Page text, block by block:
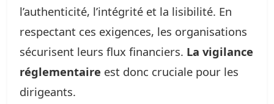
l’authenticité, l’intégrité et la lisibilité. En
respectant ces exigences, les organisations
sécurisent leurs flux financiers. La vigilance
réglementaire est donc cruciale pour les
dirigeants.